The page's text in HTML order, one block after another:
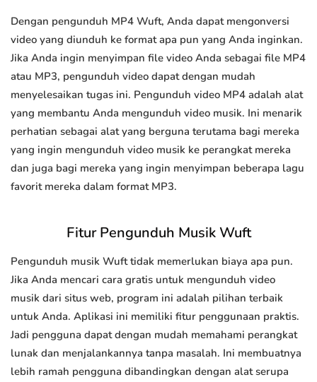
Dengan pengunduh MP4 Wuft, Anda dapat mengonversi
video yang diunduh ke format apa pun yang Anda inginkan.
Jika Anda ingin menyimpan file video Anda sebagai file MP4
atau MP3, pengunduh video dapat dengan mudah
menyelesaikan tugas ini. Pengunduh video MP4 adalah alat
yang membantu Anda mengunduh video musik. Ini menarik
perhatian sebagai alat yang berguna terutama bagi mereka
yang ingin mengunduh video musik ke perangkat mereka
dan juga bagi mereka yang ingin menyimpan beberapa lagu
favorit mereka dalam format MP3.
Fitur Pengunduh Musik Wuft
Pengunduh musik Wuft tidak memerlukan biaya apa pun.
Jika Anda mencari cara gratis untuk mengunduh video
musik dari situs web, program ini adalah pilihan terbaik
untuk Anda. Aplikasi ini memiliki fitur penggunaan praktis.
Jadi pengguna dapat dengan mudah memahami perangkat
lunak dan menjalankannya tanpa masalah. Ini membuatnya
lebih ramah pengguna dibandingkan dengan alat serupa